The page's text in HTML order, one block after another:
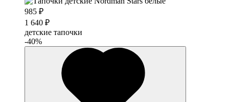
985 ₽
1 640 ₽
детские тапочки
-40%